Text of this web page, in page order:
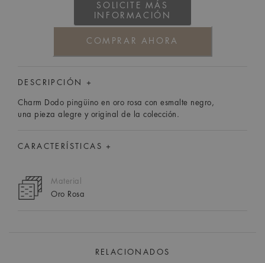
SOLICITE MÁS
INFORMACIÓN
COMPRAR AHORA
DESCRIPCIÓN +
Charm Dodo pingüino en oro rosa con esmalte negro,
una pieza alegre y original de la colección.
CARACTERÍSTICAS +
Material
Oro Rosa
RELACIONADOS